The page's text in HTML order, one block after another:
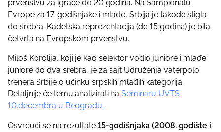
p
o
s
t
o
n
:
prvenstvu za igrače do 20 godina. Na Šampionatu
Evrope za 17-godišnjake i mlađe, Srbija je takođe stigla
do srebra. Kadetska reprezentacija (do 15 godina) je bila
četvrta na Evropskom prvenstvu.
Miloš Korolija, koji je kao selektor vodio juniore i mlađe
juniore do dva srebra, je za sajt Udruženja vaterpolo
trenera Srbije o učinku srpskih mlađih kategorija.
Detaljnije će temu analizirati na Seminaru UVTS
10.decembra u Beogradu.
Osvrćući se na rezultate 15-godišnjaka (2008. godište i